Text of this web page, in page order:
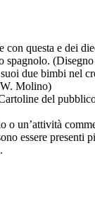
con questa e dei
spagnolo.
due bimbi nel
Molino)
del
o un’attività
essere presenti